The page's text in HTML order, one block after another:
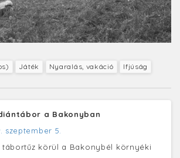
Játék Nyaralás, vakáció Ifjúság
a Bakonyban
szeptember 5.
tábortűz körül a Bakonybél környéki